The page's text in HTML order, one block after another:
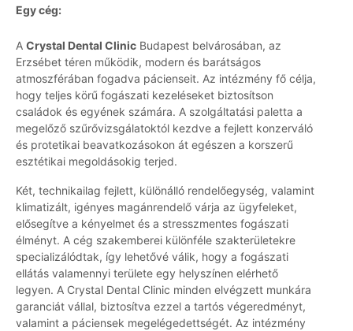
Egy cég:
A Crystal Dental Clinic Budapest belvárosában, az
Erzsébet téren működik, modern és barátságos
atmoszférában fogadva pácienseit. Az intézmény fő célja,
hogy teljes körű fogászati kezeléseket biztosítson
családok és egyének számára. A szolgáltatási paletta a
megelőző szűrővizsgálatoktól kezdve a fejlett konzerváló
és protetikai beavatkozásokon át egészen a korszerű
esztétikai megoldásokig terjed.
Két, technikailag fejlett, különálló rendelőegység, valamint
klimatizált, igényes magánrendelő várja az ügyfeleket,
elősegítve a kényelmet és a stresszmentes fogászati
élményt. A cég szakemberei különféle szakterületekre
specializálódtak, így lehetővé válik, hogy a fogászati
ellátás valamennyi területe egy helyszínen elérhető
legyen. A Crystal Dental Clinic minden elvégzett munkára
garanciát vállal, biztosítva ezzel a tartós végeredményt,
valamint a páciensek megelégedettségét. Az intézmény